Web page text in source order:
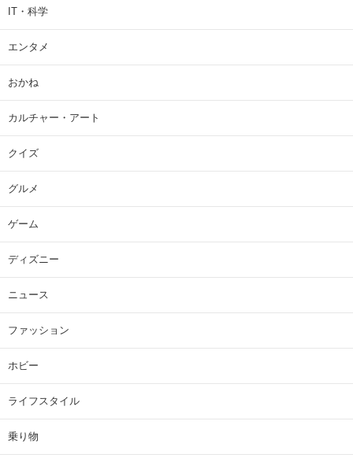
IT・科学
エンタメ
おかね
カルチャー・アート
クイズ
グルメ
ゲーム
ディズニー
ニュース
ファッション
ホビー
ライフスタイル
乗り物